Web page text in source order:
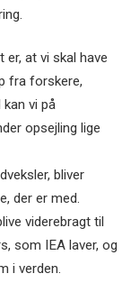
at vi skal have
fra forskere,
vi på
opsejling lige
bliver
der er med.
viderebragt til
som IEA laver, og
i verden.